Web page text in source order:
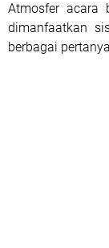
Atmosfer acara
dimanfaatkan
berbagai